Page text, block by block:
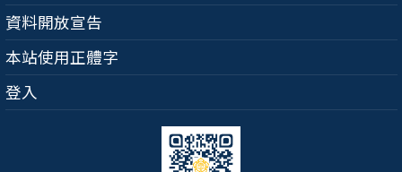
資料開放宣告
本站使用正體字
登入